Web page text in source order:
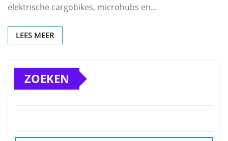
elektrische cargobikes, microhubs en…
LEES MEER
ZOEKEN